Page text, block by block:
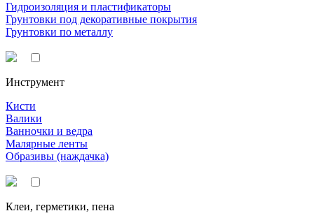
Гидроизоляция и пластификаторы
Грунтовки под декоративные покрытия
Грунтовки по металлу
Инструмент
Кисти
Валики
Ванночки и ведра
Малярные ленты
Образивы (наждачка)
Клеи, герметики, пена